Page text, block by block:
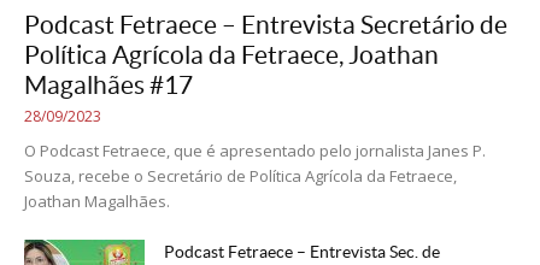
Podcast Fetraece – Entrevista Secretário de
Política Agrícola da Fetraece, Joathan
Magalhães #17
28/09/2023
O Podcast Fetraece, que é apresentado pelo jornalista Janes P.
Souza, recebe o Secretário de Política Agrícola da Fetraece,
Joathan Magalhães.
Podcast Fetraece – Entrevista Sec. de